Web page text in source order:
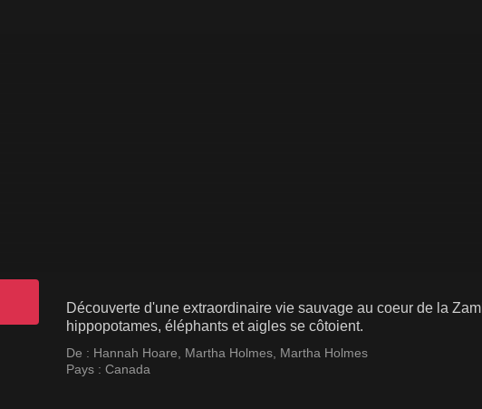
Découverte d'une extraordinaire vie sauvage au coeur de la
hippopotames, éléphants et aigles se côtoient.
De : Hannah Hoare Martha Holmes Martha Holmes
Pays : Canada